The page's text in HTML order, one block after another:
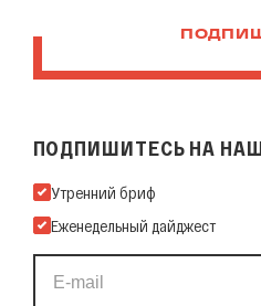
ПОДПИШИТЕСЬ НА
Подпишитесь на нашу Email-
Утренний бриф
Еженедельный дайджест